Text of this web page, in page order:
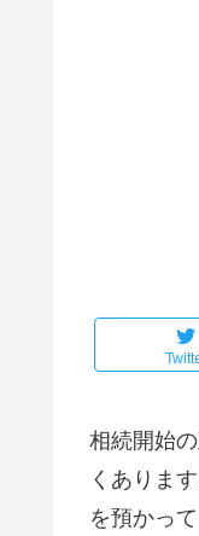
相続開始
くありま
を預かっ